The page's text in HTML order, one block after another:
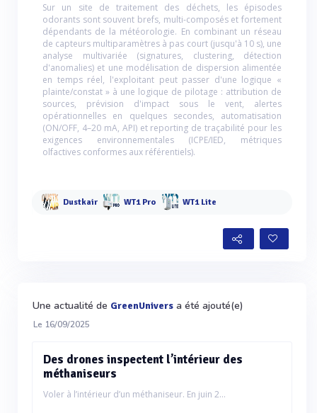
Sur un site de traitement des déchets, les épisodes
odorants sont souvent brefs, multi-composés et fortement
dépendants de la météorologie. En combinant un réseau
de capteurs multiparamètres à pas court (jusqu'à 10 s), une
analyse multivariée (signatures, clustering, détection
d'anomalies) et une modélisation de dispersion alimentée
en temps réel, l'exploitant peut passer d'une logique «
plainte/constat » à une logique de pilotage : attribution de
sources, prévision d'impact sous le vent, alertes
opérationnelles en quelques secondes, automatisation
(ON/OFF, 4–20 mA, API) et reporting de traçabilité pour les
exigences environnementales (ICPE/IED, métriques
olfactives conformes aux référentiels).
Dustkair WT1 Pro WT1 Lite
Une actualité de GreenUnivers a été ajouté(e)
Le 16/09/2025
Des drones inspectent l’intérieur des
méthaniseurs
Voler à l’intérieur d’un méthaniseur. En juin 2...